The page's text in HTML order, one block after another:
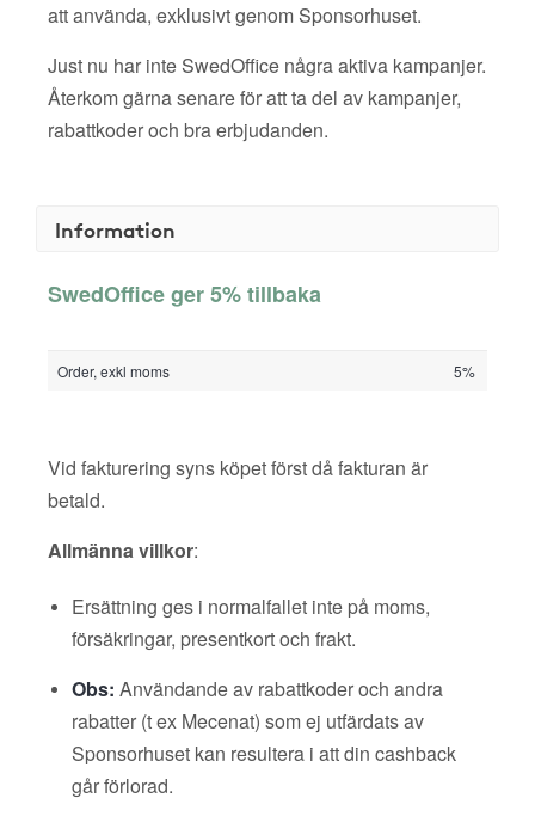
att använda, exklusivt genom Sponsorhuset.
Just nu har inte SwedOffice några aktiva kampanjer.
Återkom gärna senare för att ta del av kampanjer,
rabattkoder och bra erbjudanden.
Information
SwedOffice ger 5% tillbaka
Order, exkl moms 5%
Vid fakturering syns köpet först då fakturan är
betald.
Allmänna villkor:
Ersättning ges i normalfallet inte på moms,
försäkringar, presentkort och frakt.
Obs: Användande av rabattkoder och andra
rabatter (t ex Mecenat) som ej utfärdats av
Sponsorhuset kan resultera i att din cashback
går förlorad.